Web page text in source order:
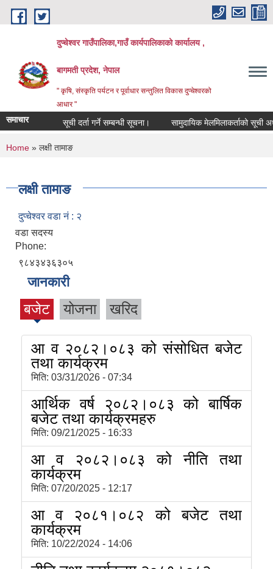
Skip to main content
दुप्चेश्वर गाउँपालिका,गाउँ कार्यपालिकाको कार्यालय ,
बागमती प्रदेश, नेपाल
" कृषि, संस्कृति पर्यटन र पूर्वाधार सन्तुलित विकास दुप्चेश्वरको
आधार "
समाचार सूची दर्ता गर्ने सम्बन्धी सूचना। सामुदायिक मेलमिलाकर्ताको सूची
You are here
Home » लक्षी तामाङ
लक्षी तामाङ
दुप्चेश्वर वडा नं : २
वडा सदस्य
Phone:
९८४३४३६३०५
जानकारी
बजेट योजना खरिद
आ व २०८२।०८३ को संसोधित बजेट
तथा कार्यक्रम
मिति: 03/31/2026 - 07:34
आर्थिक वर्ष २०८२।०८३ को बार्षिक
बजेट तथा कार्यक्रमहरु
मिति: 09/21/2025 - 16:33
आ व २०८२।०८३ को नीति तथा
कार्यक्रम
मिति: 07/20/2025 - 12:17
आ व २०८१।०८२ को बजेट तथा
कार्यक्रम
मिति: 10/22/2024 - 14:06